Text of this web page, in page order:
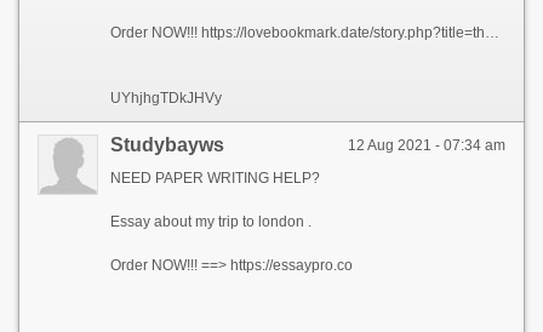
Order NOW!!! https://lovebookmark.date/story.php?title=the-smart-trick-of-edubirdie-that-no-one-is-discussing#discuss
UYhjhgTDkJHVy
12 Aug 2021 - 07:34 am
Studybayws
NEED PAPER WRITING HELP?
Essay about my trip to london .
Order NOW!!! ==> https://essaypro.co